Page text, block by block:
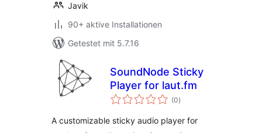
Javik
90+ aktive Installationen
Getestet mit 5.7.16
SoundNode Sticky
Player for laut.fm
(0Bewertungen
insgesamt
)
A customizable sticky audio player for